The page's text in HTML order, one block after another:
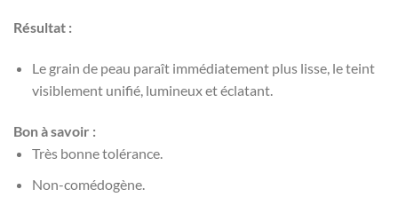
Résultat :
Le grain de peau paraît immédiatement plus lisse, le teint
visiblement unifié, lumineux et éclatant.
Bon à savoir :
Très bonne tolérance.
Non-comédogène.